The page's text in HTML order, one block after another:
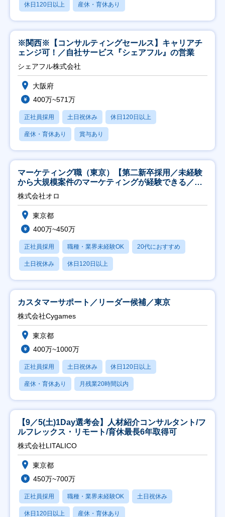
休日120日以上 産休・育休あり
※関西※【コンサルティングセールス】キャリアチ
ェンジ可！／自社サービス『シェアフル』の営業
シェアフル株式会社
大阪府
400万~571万
正社員採用 土日祝休み 休日120日以上
産休・育休あり 賞与あり
マーケティング職（東京）【第二新卒採用／未経験
から大規模案件のマーケティングが経験できる／研
修充実】
株式会社オロ
東京都
400万~450万
正社員採用 職種・業界未経験OK 20代におすすめ
土日祝休み 休日120日以上
カスタマーサポート／リーダー候補／東京
株式会社Cygames
東京都
400万~1000万
正社員採用 土日祝休み 休日120日以上
産休・育休あり 月残業20時間以内
【9／5(土)1Day選考会】人材紹介コンサルタント/フ
ルフレックス・リモート/育休最長6年取得可
株式会社LITALICO
東京都
450万~700万
正社員採用 職種・業界未経験OK 土日祝休み
休日120日以上 産休・育休あり